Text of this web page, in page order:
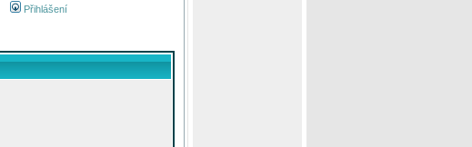
Přihlášení